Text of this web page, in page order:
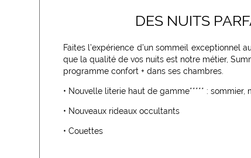
DES NUITS
Faites l’expérience d’un sommeil exceptionnel
que la qualité de vos nuits est notre métier,
programme confort + dans ses chambres.
• Nouvelle literie haut de gamme***** : sommier,
• Nouveaux rideaux occultants
• Couettes